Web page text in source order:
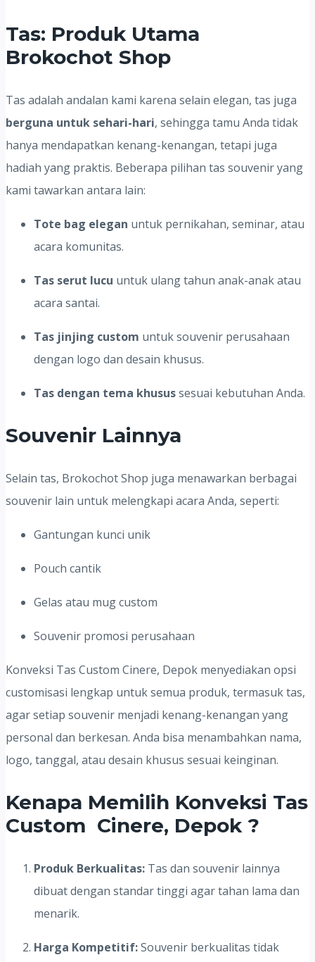
Tas: Produk Utama
Brokochot Shop
Tas adalah andalan kami karena selain elegan, tas juga
berguna untuk sehari-hari, sehingga tamu Anda tidak
hanya mendapatkan kenang-kenangan, tetapi juga
hadiah yang praktis. Beberapa pilihan tas souvenir yang
kami tawarkan antara lain:
Tote bag elegan untuk pernikahan, seminar, atau
acara komunitas.
Tas serut lucu untuk ulang tahun anak-anak atau
acara santai.
Tas jinjing custom untuk souvenir perusahaan
dengan logo dan desain khusus.
Tas dengan tema khusussesuai kebutuhan Anda.
Souvenir Lainnya
Selain tas, Brokochot Shop juga menawarkan berbagai
souvenir lain untuk melengkapi acara Anda, seperti:
Gantungan kunci unik
Pouch cantik
Gelas atau mug custom
Souvenir promosi perusahaan
Konveksi Tas Custom Cinere, Depok menyediakan opsi
customisasi lengkap untuk semua produk, termasuk tas,
agar setiap souvenir menjadi kenang-kenangan yang
personal dan berkesan. Anda bisa menambahkan nama,
logo, tanggal, atau desain khusus sesuai keinginan.
Kenapa Memilih Konveksi Tas
Custom Cinere, Depok ?
Produk Berkualitas: Tas dan souvenir lainnya
dibuat dengan standar tinggi agar tahan lama dan
menarik.
Harga Kompetitif:Souvenir berkualitas tidak